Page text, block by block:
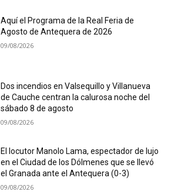
Aquí el Programa de la Real Feria de
Agosto de Antequera de 2026
09/08/2026
Dos incendios en Valsequillo y Villanueva
de Cauche centran la calurosa noche del
sábado 8 de agosto
09/08/2026
El locutor Manolo Lama, espectador de lujo
en el Ciudad de los Dólmenes que se llevó
el Granada ante el Antequera (0-3)
09/08/2026